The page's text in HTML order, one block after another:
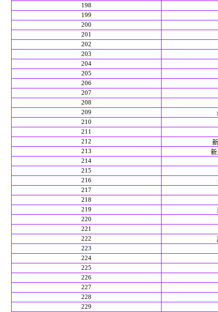
198
199
200
201
202
203
204
205
206
207
208
209
210
211
212
213
新
214
215
216
217
218
219
220
221
222
223
224
225
226
227
228
229